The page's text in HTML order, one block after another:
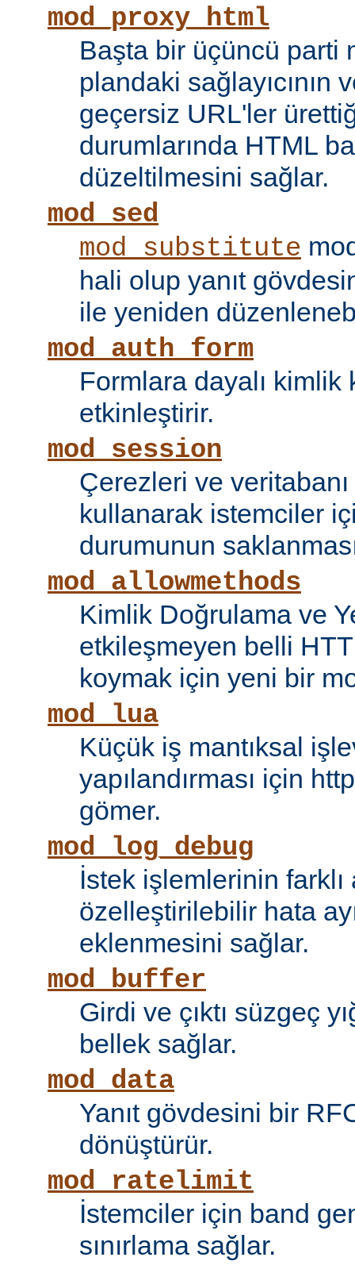
mod_proxy_html
Başta bir üçüncü parti
plandaki sağlayıcının
geçersiz URL'ler
durumlarında HTML
düzeltilmesini sağlar.
mod_sed
mod_substitute
hali olup yanıt
ile yeniden
mod_auth_form
Formlara dayalı kimlik
etkinleştirir.
mod_session
Çerezleri ve
kullanarak istemciler
durumunun
mod_allowmethods
Kimlik Doğrulama ve
etkileşmeyen belli
koymak için yeni bir
mod_lua
Küçük iş mantıksal
yapılandırması için
gömer.
mod_log_debug
İstek işlemlerinin farklı
özelleştirilebilir hata
eklenmesini sağlar.
mod_buffer
Girdi ve çıktı süzgeç
bellek sağlar.
mod_data
Yanıt gövdesini bir
dönüştürür.
mod_ratelimit
İstemciler için band
sınırlama sağlar.